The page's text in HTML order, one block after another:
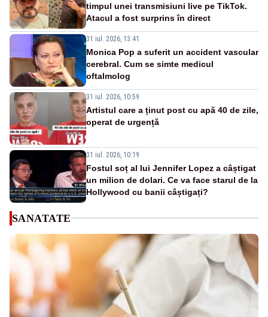
timpul unei transmisiuni live pe TikTok.
Atacul a fost surprins în direct
31 iul. 2026, 13:41
Monica Pop a suferit un accident vascular
cerebral. Cum se simte medicul
oftalmolog
31 iul. 2026, 10:59
Artistul care a ținut post cu apă 40 de zile,
operat de urgență
31 iul. 2026, 10:19
Fostul soț al lui Jennifer Lopez a câștigat
un milion de dolari. Ce va face starul de la
Hollywood cu banii câștigați?
SANATATE